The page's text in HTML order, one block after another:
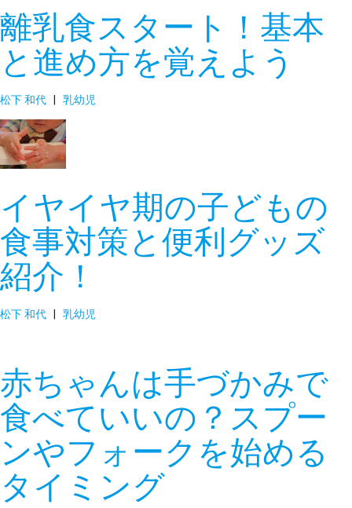
離乳食スタート！基本
と進め方を覚えよう
松下 和代 | 乳幼児
イヤイヤ期の子どもの
食事対策と便利グッズ
紹介！
松下 和代 | 乳幼児
赤ちゃんは手づかみで
食べていいの？スプー
ンやフォークを始める
タイミング